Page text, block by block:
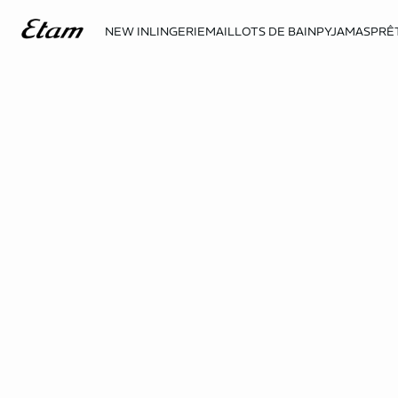
NEW INLINGERIEMAILLOTS DE BAINPYJAMAS